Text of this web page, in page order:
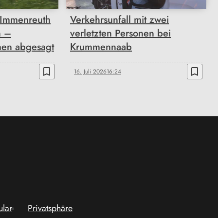
–
abgesagt
bookmark_border
Verkehrsunfall mit zwei
verletzten Personen bei
Krummennaab
16. Juli 202616:24 bookmark_border
Privatsphäre